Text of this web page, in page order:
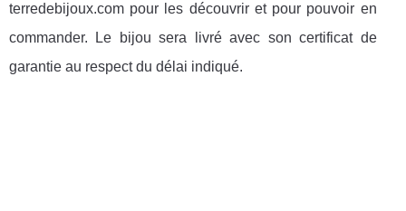
terredebijoux.com pour les découvrir et pour pouvoir en
commander. Le bijou sera livré avec son certificat de
garantie au respect du délai indiqué.